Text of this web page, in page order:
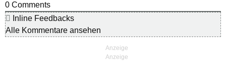
0 Comments
Inline Feedbacks
Alle Kommentare ansehen